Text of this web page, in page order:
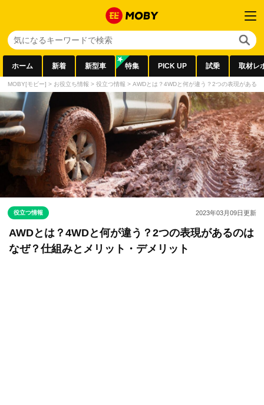
ホーム 新着 新型車 特集 PICK UP 試乗 取材レ
MOBY[モビー] > お役立ち情報 > 役立つ情報 > AWDとは？4WDと何が違う？2つの表現がある
役立つ情報 2023年03月09日更新
AWDとは？4WDと何が違う？2つの表現があるのは
なぜ？仕組みとメリット・デメリット